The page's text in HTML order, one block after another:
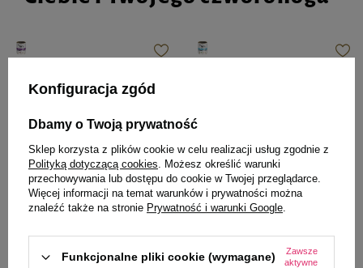
Noteci Premium bogata w
królika z żurawiną puszka 800 g
12,35 zł 15,44 zł / kg
Do koszyka
12,35 zł 15,44 zł / kg
-
Do koszyka
Konfiguracja zgód
Dbamy o Twoją prywatność
Sklep korzysta z plików cookie w celu realizacji usług zgodnie z
Polityką dotyczącą cookies. Możesz określić warunki
przechowywania lub dostępu do cookie w Twojej przeglądarce.
Więcej informacji na temat warunków i prywatności można
znaleźć także na stronie Prywatność i warunki Google.
Funkcjonalne pliki cookie (wymagane)
Zawsze
aktywne